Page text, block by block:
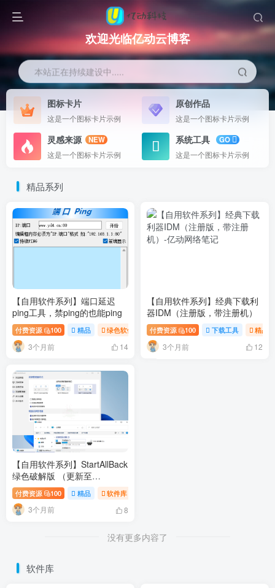
欢迎光临亿动云博客
本站正在持续建设中.....
图标卡片
这是一个图标卡片示例
原创作品
这是一个图标卡片示例
灵感来源
NEW
这是一个图标卡片示例
系统工具
GO
这是一个图标卡片示例
精品系列
【自用软件系列】端口延迟
ping工具，禁ping的也能ping
付费资源 100 精品 绿色软件 软件库
3个月前 14
【自用软件系列】经典下载利
器IDM（注册版，带注册机）
付费资源 100 下载工具 精品
3个月前 12
【自用软件系列】StartAllBack
绿色破解版 （更新至
3.9.22.5362）
付费资源 100 精品 软件库
3个月前 8
没有更多内容了
软件库